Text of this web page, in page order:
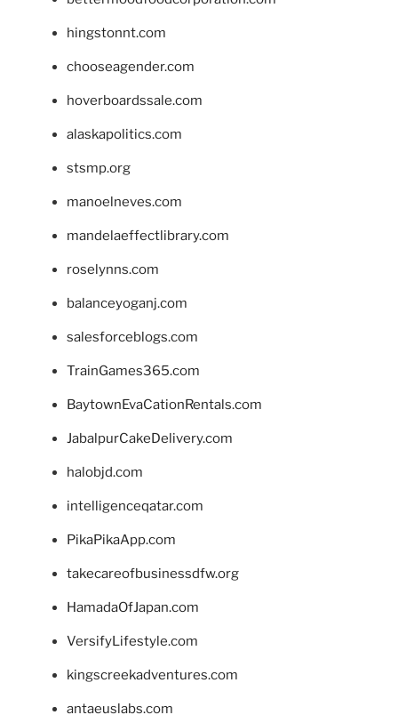
hingstonnt.com
chooseagender.com
hoverboardssale.com
alaskapolitics.com
stsmp.org
manoelneves.com
mandelaeffectlibrary.com
roselynns.com
balanceyoganj.com
salesforceblogs.com
TrainGames365.com
BaytownEvaCationRentals.com
JabalpurCakeDelivery.com
halobjd.com
intelligenceqatar.com
PikaPikaApp.com
takecareofbusinessdfw.org
HamadaOfJapan.com
VersifyLifestyle.com
kingscreekadventures.com
antaeuslabs.com